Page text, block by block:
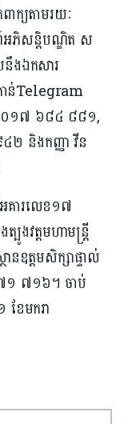
ក្យតាមរយៈ
អភិសន្តិបណ្ឌិត ស
ង​ឯកសារ
ាន់Telegram
០១៧ ៦៨៤ ៨៨១,
និងកញ្ញា វីន
អគារលេខ១៧
ងវត្តមហាមន្ត្រី
នឧត្ដមសិក្សាផ្ទាល់
៧១៦។ ចាប់
ែមករា